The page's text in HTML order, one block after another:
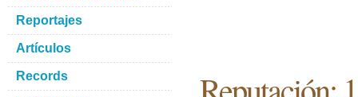
Reportajes
Artículos
Records